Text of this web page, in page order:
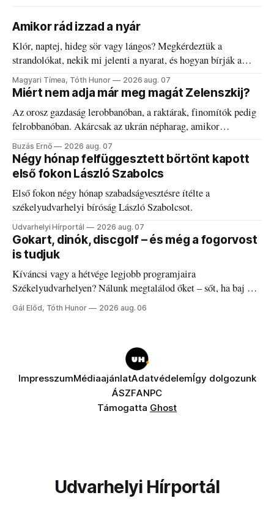
Amikor rád izzad a nyár
Klór, naptej, hideg sör vagy lángos? Megkérdeztük a
strandolókat, nekik mi jelenti a nyarat, és hogyan bírják a
kánikulát.
Magyari Tímea, Tóth Hunor 2026 aug. 07
Miért nem adja már meg magát Zelenszkij?
Az orosz gazdaság lerobbanóban, a raktárak, finomítók pedig
felrobbanóban. Akárcsak az ukrán népharag, amikor
elégedetlen vezetőivel.
Buzás Ernő 2026 aug. 07
Négy hónap felfüggesztett börtönt kapott
első fokon László Szabolcs
Első fokon négy hónap szabadságvesztésre ítélte a
székelyudvarhelyi bíróság László Szabolcsot.
Udvarhelyi Hírportál 2026 aug. 07
Gokart, dinók, discgolf – és még a fogorvost
is tudjuk
Kíváncsi vagy a hétvége legjobb programjaira
Székelyudvarhelyen? Nálunk megtalálod őket – sőt, ha baj van
a fogaddal, a fogorvosi ügyeletet is!
Gál Előd, Tóth Hunor 2026 aug. 06
ImpresszumMédiaajánlatAdatvédelemÍgy dolgozunk
ÁSZFANPC
Támogatta Ghost
Udvarhelyi Hírportál